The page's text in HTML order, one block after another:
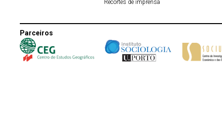
Recortes de imprensa
Parceiros